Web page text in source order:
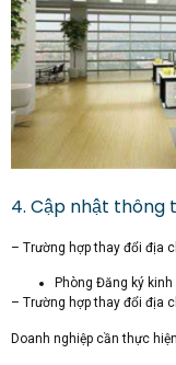
4. Cập nhật thông
– Trường hợp thay đổi địa
Phòng Đăng ký
– Trường hợp thay đổi địa
Doanh nghiệp cần thực